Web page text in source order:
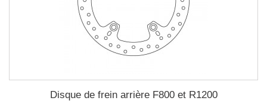
Disque de frein arrière F800 et R1200